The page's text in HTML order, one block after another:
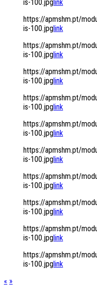
is-100.jpglink
https://apmshm.pt/
is-100.jpglink
https://apmshm.pt/
is-100.jpglink
https://apmshm.pt/
is-100.jpglink
https://apmshm.pt/
is-100.jpglink
https://apmshm.pt/
is-100.jpglink
https://apmshm.pt/
is-100.jpglink
https://apmshm.pt/
is-100.jpglink
https://apmshm.pt/
is-100.jpglink
https://apmshm.pt/
is-100.jpglink
https://apmshm.pt/
is-100.jpglink
« »